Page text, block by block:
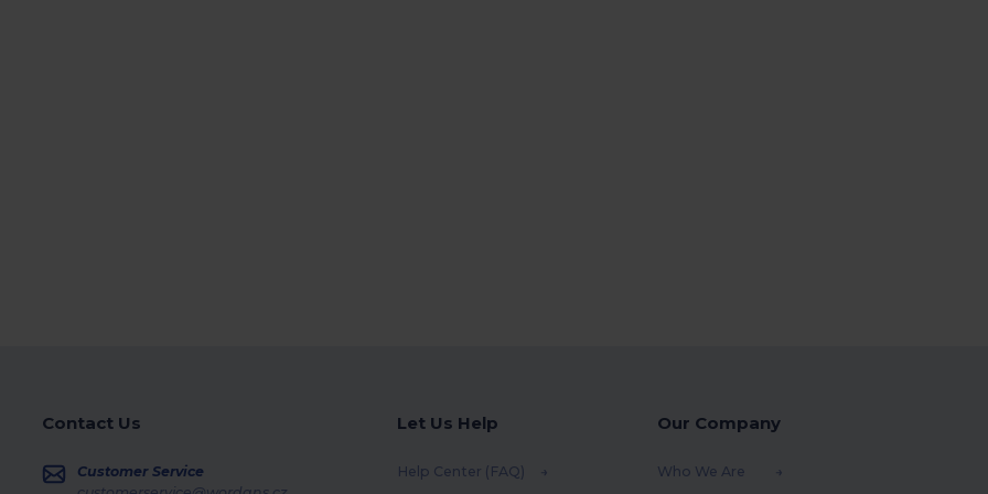
Contact Us
Customer Service
Let Us Help
Help Center (FAQ)
Our Company
Who We Are